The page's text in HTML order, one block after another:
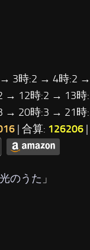
3時:2 → 4時:2
→ 12時:2 → 13
→ 20時:3 → 21
| 合算: 126206 |
光のうた 」